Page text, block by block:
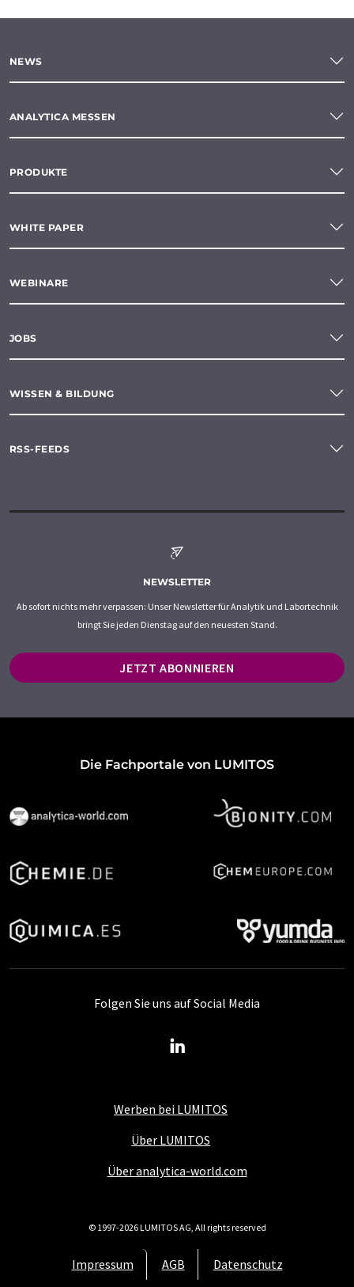
NEWS
ANALYTICA MESSEN
PRODUKTE
WHITE PAPER
WEBINARE
JOBS
WISSEN & BILDUNG
RSS-FEEDS
NEWSLETTER
Ab sofort nichts mehr verpassen: Unser Newsletter für Analytik und Labortechnik
bringt Sie jeden Dienstag auf den neuesten Stand.
JETZT ABONNIEREN
Die Fachportale von LUMITOS
Werben bei LUMITOS
Über LUMITOS
Über analytica-world.com
Impressum AGB Datenschutz
Folgen Sie uns auf Social Media
© 1997-2026 LUMITOS AG, All rights reserved